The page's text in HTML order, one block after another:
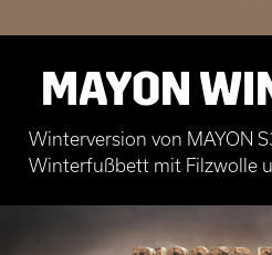
MAYON
Winterversion von MAYON
Winterfußbett mit Filzwolle